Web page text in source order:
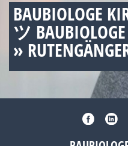
BAUBIOLOGE
ツ
»